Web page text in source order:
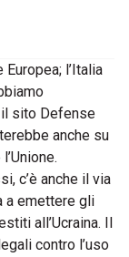
l’Italia
il sito Defense
anche su
c’è anche il via
a emettere gli
all’Ucraina. Il
contro l’uso